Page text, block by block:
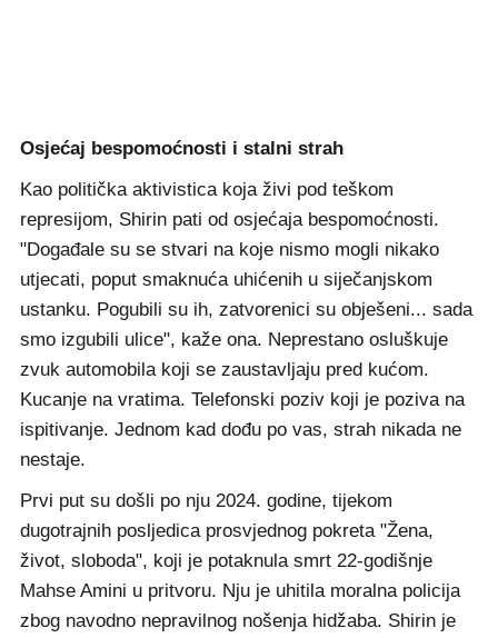
Osjećaj bespomoćnosti i stalni strah
Kao politička aktivistica koja živi pod teškom
represijom, Shirin pati od osjećaja bespomoćnosti.
"Događale su se stvari na koje nismo mogli nikako
utjecati, poput smaknuća uhićenih u siječanjskom
ustanku. Pogubili su ih, zatvorenici su obješeni... sada
smo izgubili ulice", kaže ona. Neprestano osluškuje
zvuk automobila koji se zaustavljaju pred kućom.
Kucanje na vratima. Telefonski poziv koji je poziva na
ispitivanje. Jednom kad dođu po vas, strah nikada ne
nestaje.
Prvi put su došli po nju 2024. godine, tijekom
dugotrajnih posljedica prosvjednog pokreta "Žena,
život, sloboda", koji je potaknula smrt 22-godišnje
Mahse Amini u pritvoru. Nju je uhitila moralna policija
zbog navodno nepravilnog nošenja hidžaba. Shirin je